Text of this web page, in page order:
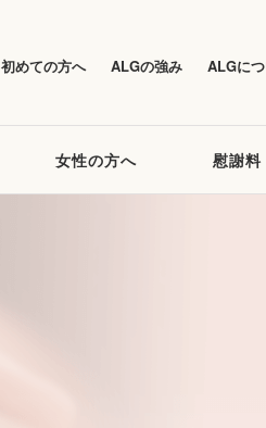
初めての方へ ALGの強み ALGに
女性の方へ 慰謝料